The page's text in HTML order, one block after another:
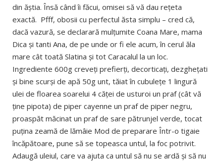
din ăștia. Însă când îi făcui, omisei să vă dau rețeta
exactă. Pfff, obosii cu perfectul ăsta simplu – cred că,
dacă vazură, se declarară mulțumite Coana Mare, mama
Dica și tanti Ana, de pe unde or fi ele acum, în cerul ăla
mare cât toată Slatina și tot Caracalul la un loc.
Ingrediente 600g creveți prefierți, decorticați, dezghețati
și bine scurși de apă 50g unt, tăiat în cubulețe 1 lingură
ulei de floarea soarelui 4 căței de usturoi un praf (cât vă
ține pipota) de piper cayenne un praf de piper negru,
proaspăt măcinat un praf de sare pătrunjel verde, tocat
puțina zeamă de lămâie Mod de preparare Într-o tigaie
încăpătoare, pune să se topeasca untul, la foc potrivit.
Adaugă uleiul, care va ajuta ca untul să nu se ardă și să nu